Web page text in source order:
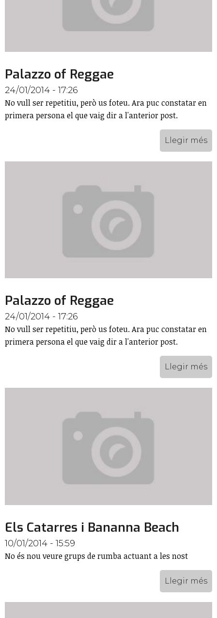
Palazzo of Reggae
24/01/2014 - 17:26
No vull ser repetitiu, però us foteu. Ara puc constatar en
primera persona el que vaig dir a l'anterior post.
Llegir més
Palazzo of Reggae
24/01/2014 - 17:26
No vull ser repetitiu, però us foteu. Ara puc constatar en
primera persona el que vaig dir a l'anterior post.
Llegir més
Els Catarres i Bananna Beach
10/01/2014 - 15:59
No és nou veure grups de rumba actuant a les nost
Llegir més